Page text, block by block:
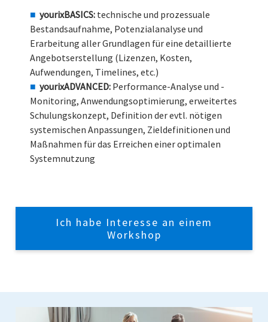
yourixBASICS: technische und prozessuale
Bestandsaufnahme, Potenzialanalyse und
Erarbeitung aller Grundlagen für eine detaillierte
Angebotserstellung (Lizenzen, Kosten,
Aufwendungen, Timelines, etc.)
yourixADVANCED: Performance-Analyse und -
Monitoring, Anwendungsoptimierung, erweitertes
Schulungskonzept, Definition der evtl. nötigen
systemischen Anpassungen, Zieldefinitionen und
Maßnahmen für das Erreichen einer optimalen
Systemnutzung
Ich habe Interesse an einem
Workshop